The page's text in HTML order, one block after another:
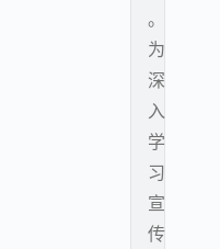
。
为
深
入
学
习
宣
传